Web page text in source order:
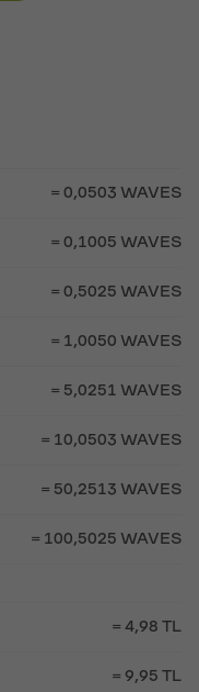
= 0,0503 WAVES
= 0,1005 WAVES
= 0,5025 WAVES
= 1,0050 WAVES
= 5,0251 WAVES
= 10,0503 WAVES
= 50,2513 WAVES
= 100,5025 WAVES
= 4,98 TL
= 9,95 TL